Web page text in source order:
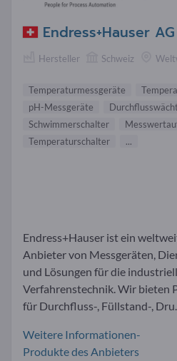
Endress+Hauser AG
Hersteller Schweiz
Temperaturmessgeräte
pH-Messgeräte
Schwimmerschalter
Temperaturschalter
...
Endress+Hauser ist ein
Anbieter von Messgeräten,
und Lösungen für die
Verfahrenstechnik. Wir bieten
für Durchfluss-, Füllstand-,
Weitere Informationen-
Produkte des Anbieters